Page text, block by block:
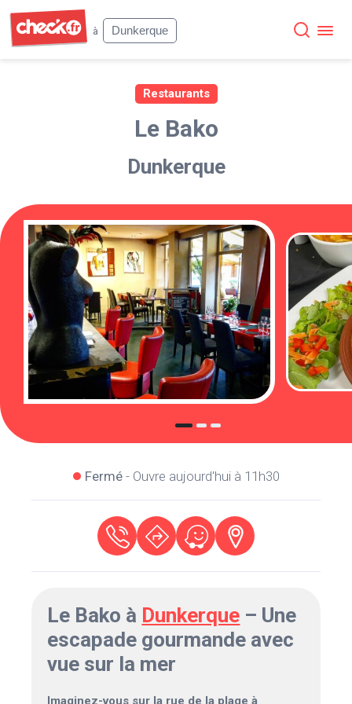
à
Dunkerque
Restaurants
Le Bako
Dunkerque
Fermé- Ouvre aujourd'hui à 11h30
Le Bako à Dunkerque – Une
escapade gourmande avec
vue sur la mer
Imaginez-vous sur la rue de la plage à